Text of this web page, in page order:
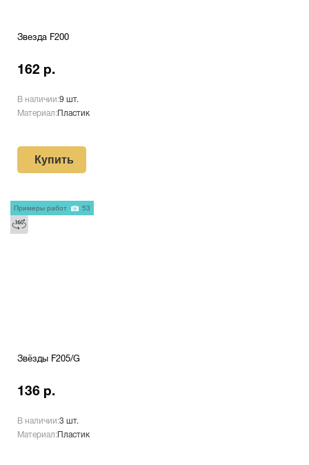
Звезда F200
162 р.
В наличии:9 шт.
Материал: Пластик
Купить
Звёзды F205/G
136 р.
В наличии:3 шт.
Материал: Пластик
Примеры работ 53